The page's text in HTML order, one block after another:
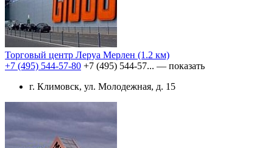
Торговый центр Леруа Мерлен (1.2 км)
+7 (495) 544-57-80 +7 (495) 544-57... — показать
г. Климовск, ул. Молодежная, д. 15